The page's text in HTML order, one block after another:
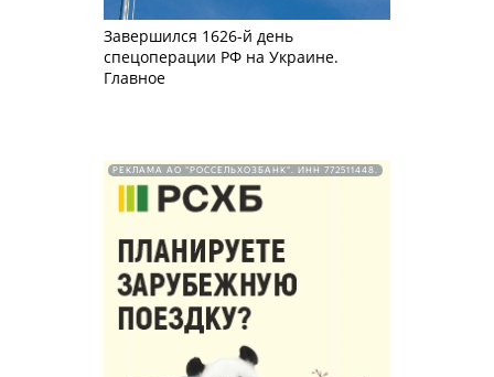
Завершился 1626-й день
спецоперации РФ на Украине.
Главное
РЕКЛАМА АО "РОССЕЛЬХОЗБАНК". ИНН 772511448.